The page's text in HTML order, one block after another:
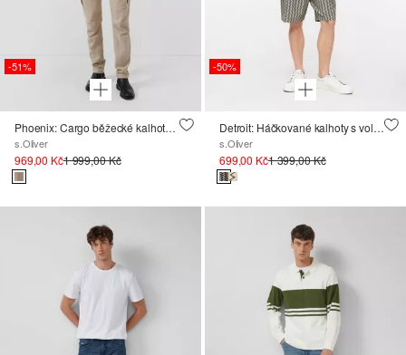
-51%
Phoenix: Cargo běžecké kalhoty z bavlněného flanelu
s.Oliver
969,00 Kč1 999,00 Kč
-50%
Detroit: Háčkované kalhoty s volným střihem Relaxed Fit
s.Oliver
699,00 Kč1 399,00 Kč